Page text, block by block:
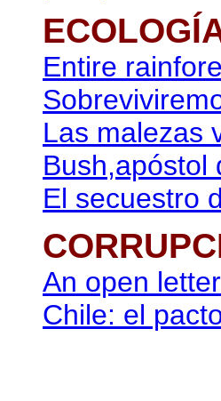
Entire
Las malezas
Bush,apóstol
El secuestro
An open
Chile: el